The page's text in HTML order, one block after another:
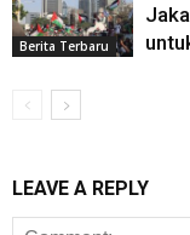
Berita Terbaru
LEAVE A REPLY